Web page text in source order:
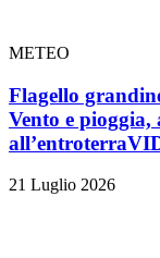
METEO
Flagello
Vento e pioggia,
all’entroterra
21 Luglio 2026